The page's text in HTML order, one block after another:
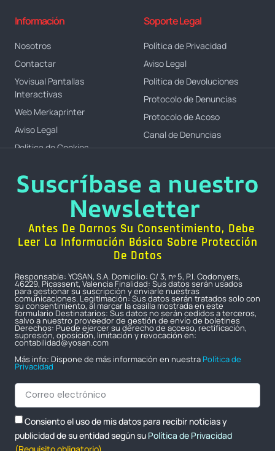
Información
Nosotros
Contactar
Yovisual Pantallas
Interactivas
Web Merkaprinter
Aviso Legal
Política de Cookies
Soporte Legal
Política de Privacidad
Aviso Legal
Política de Devoluciones
Protocolo de Denuncias
Protocolo de Acoso
Canal de Denuncias
Suscríbase a nuestro
Newsletter
Antes De Darnos Su Consentimiento, Debe
Leer La Información Básica Sobre Protección
De Datos
Responsable: YOSAN, S.A. Domicilio: C/ 3, nº 5, P.I. Codonyers,
46229, Picassent, Valencia Finalidad: Sus datos serán usados
para gestionar su suscripción y enviarle nuestras
comunicaciones. Legitimación: Sus datos serán tratados solo con
su consentimiento, al marcar la casilla mostrada en este
formulario Destinatarios: Sus datos no serán cedidos a terceros,
salvo a nuestro proveedor de gestión de envío de boletines
Derechos: Puede ejercer su derecho de acceso, rectificación,
supresión, oposición, limitación y revocación en:
contabilidad@yosan.com
Más info: Dispone de más información en nuestra Política de
Privacidad
Consiento el uso de mis datos para recibir noticias y
publicidad de su entidad según su Política de Privacidad